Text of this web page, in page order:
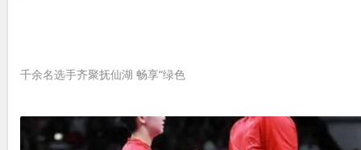
千余名选手齐聚抚仙湖 畅享“绿色